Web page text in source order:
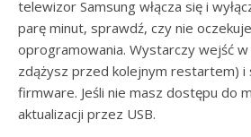
telewizor Samsung włącza się i
parę minut, sprawdź, czy nie
oprogramowania. Wystarczy wejść
zdążysz przed kolejnym restartem)
firmware. Jeśli nie masz dostępu do
aktualizacji przez USB.